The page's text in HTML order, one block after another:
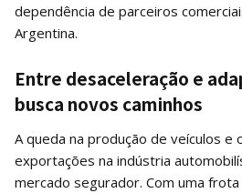
dependência de parceiros
Argentina.
Entre desaceleração e
busca novos caminhos
A queda na produção de veículos e
exportações na indústria
mercado segurador. Com uma